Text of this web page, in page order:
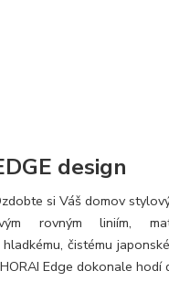
design
si Váš domov
rovným liniím,
hladkému, čistému
Edge dokonale hodí